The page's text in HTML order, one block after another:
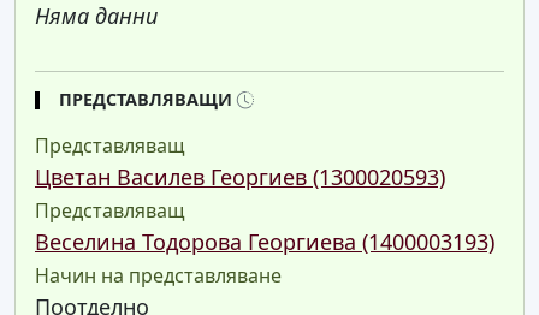
Няма данни
ПРЕДСТАВЛЯВАЩИ
Представляващ
Цветан Василев Георгиев (1300020593)
Представляващ
Веселина Тодорова Георгиева (1400003193)
Начин на представляване
Поотделно